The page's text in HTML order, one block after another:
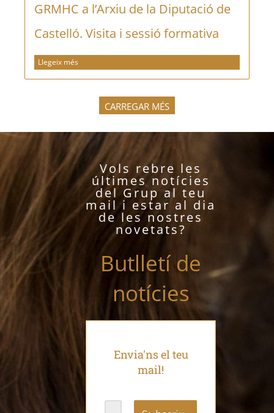
GRMHC a l’Arxiu de la Diputació de
Castelló. Visita i sessió formativa
Llegeix més
CARREGAR MÉS
Vols rebre les
últimes notícies
del Grup al teu
mail i estar al dia
de les nostres
novetats?
Butlletí de
notícies
Envia'ns el teu
mail!